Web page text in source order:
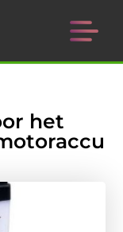
het